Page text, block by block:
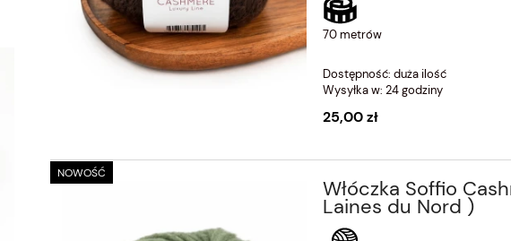
70 metrów
Dostępność: duża ilość
Wysyłka w: 24 godziny
25,00 zł
Włóczka Soffio
Laines du Nord )
NOWOŚĆ